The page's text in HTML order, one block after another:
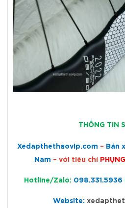
THÔNG T IN
Xedapthethaovip.com – Bán
Nam – với tiêu chí
Hotline/Zalo: 098.331.5936
Website: